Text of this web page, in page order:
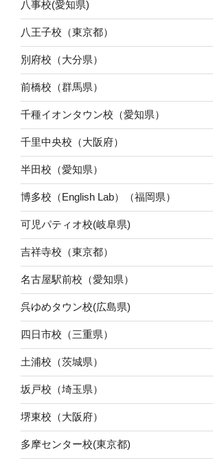
八事校(愛知県)
八王子校（東京都）
別府校（大分県）
前橋校（群馬県）
千種イオンタウン校（愛知県）
千里中央校（大阪府）
半田校（愛知県）
博多校（English Lab）（福岡県）
可児パティオ校(岐阜県)
吉祥寺校（東京都）
名古屋駅前校（愛知県）
呉ゆめタウン校(広島県)
四日市校（三重県）
土浦校（茨城県）
坂戸校（埼玉県）
堺東校（大阪府）
多摩センター校(東京都)